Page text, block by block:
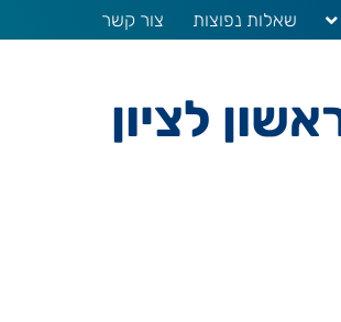
שאלות נפוצות צור קשר
לציון